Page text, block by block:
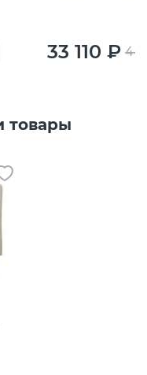
33 110 ₽ 44
товары